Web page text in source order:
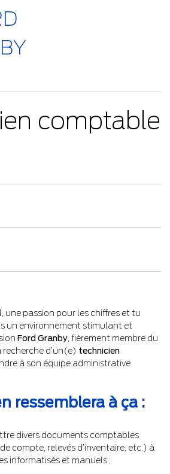
comptable
une passion pour les chiffres et tu
un environnement stimulant et
Ford Granby , fièrement membre du
recherche d’un(e) technicien
à son équipe administrative
ressemblera à ça :
divers documents comptables
compte, relevés d’inventaire, etc.) à
informatisés et manuels ;